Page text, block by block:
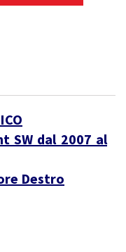
SW dal 2007 al
Destro